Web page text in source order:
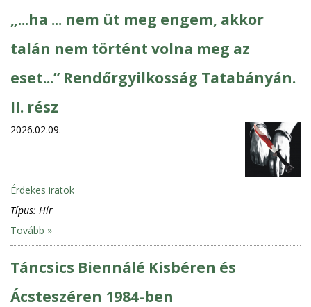
„...ha ... nem üt meg engem, akkor
talán nem történt volna meg az
eset...” Rendőrgyilkosság Tatabányán.
II. rész
2026.02.09.
Érdekes iratok
Típus: Hír
Tovább »
Táncsics Biennálé Kisbéren és
Ácsteszéren 1984-ben